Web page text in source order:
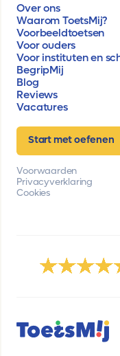
Over ons
Waarom ToetsMij?
Voorbeeldtoetsen
Voor ouders
Voor instituten en
BegripMij
Blog
Reviews
Vacatures
Start met oefenen
Voorwaarden
Privacyverklaring
Cookies